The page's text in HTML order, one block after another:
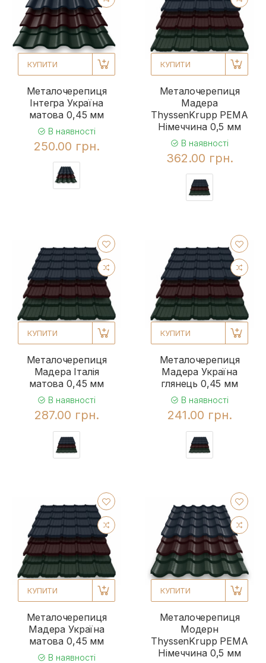
КУПИТИ
Металочерепиця
Інтегра Україна
матова 0,45 мм
В наявності
250.00 грн.
КУПИТИ
Металочерепиця
Мадера
ThyssenKrupp РЕМА
Німеччина 0,5 мм
В наявності
362.00 грн.
КУПИТИ
Металочерепиця
Мадера Італія
матова 0,45 мм
В наявності
287.00 грн.
КУПИТИ
Металочерепиця
Мадера Україна
глянець 0,45 мм
В наявності
241.00 грн.
КУПИТИ
Металочерепиця
Мадера Україна
матова 0,45 мм
В наявності
КУПИТИ
Металочерепиця
Модерн
ThyssenKrupp РЕМА
Німеччина 0,5 мм